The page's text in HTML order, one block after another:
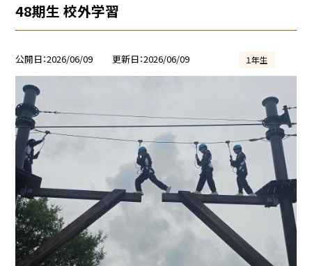
48期生 校外学習
公開日 2026/06/09 更新日 2026/06/09 １年生